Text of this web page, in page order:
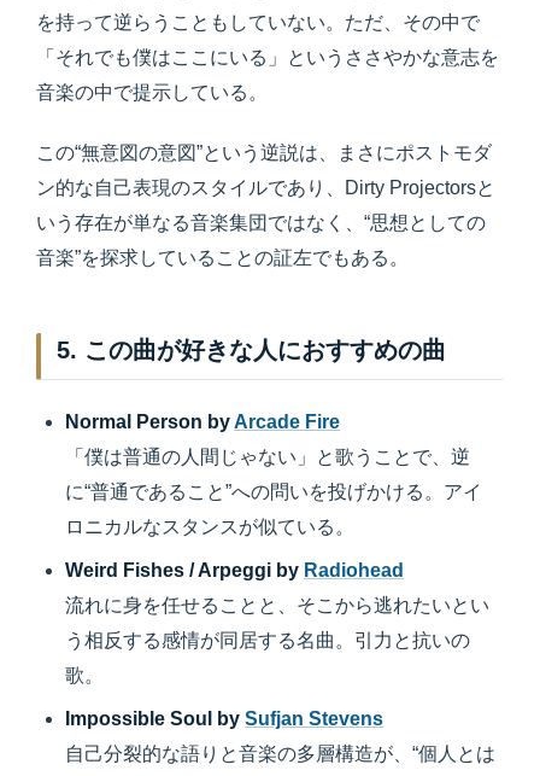
を持って逆らうこともしていない。ただ、その中で
「それでも僕はここにいる」というささやかな意志を
音楽の中で提示している。
この“無意図の意図”という逆説は、まさにポストモダ
ン的な自己表現のスタイルであり、Dirty Projectorsと
いう存在が単なる音楽集団ではなく、“思想としての
音楽”を探求していることの証左でもある。
5. この曲が好きな人におすすめの曲
Normal Person byArcade Fire
「僕は普通の人間じゃない」と歌うことで、逆
に“普通であること”への問いを投げかける。アイ
ロニカルなスタンスが似ている。
Weird Fishes / Arpeggi by Radiohead
流れに身を任せることと、そこから逃れたいとい
う相反する感情が同居する名曲。引力と抗いの
歌。
Impossible Soul bySufjan Stevens
自己分裂的な語りと音楽の多層構造が、“個人とは